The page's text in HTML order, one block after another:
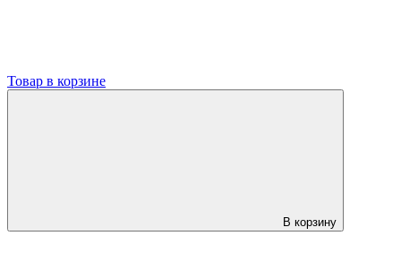
Товар в корзине
В корзину